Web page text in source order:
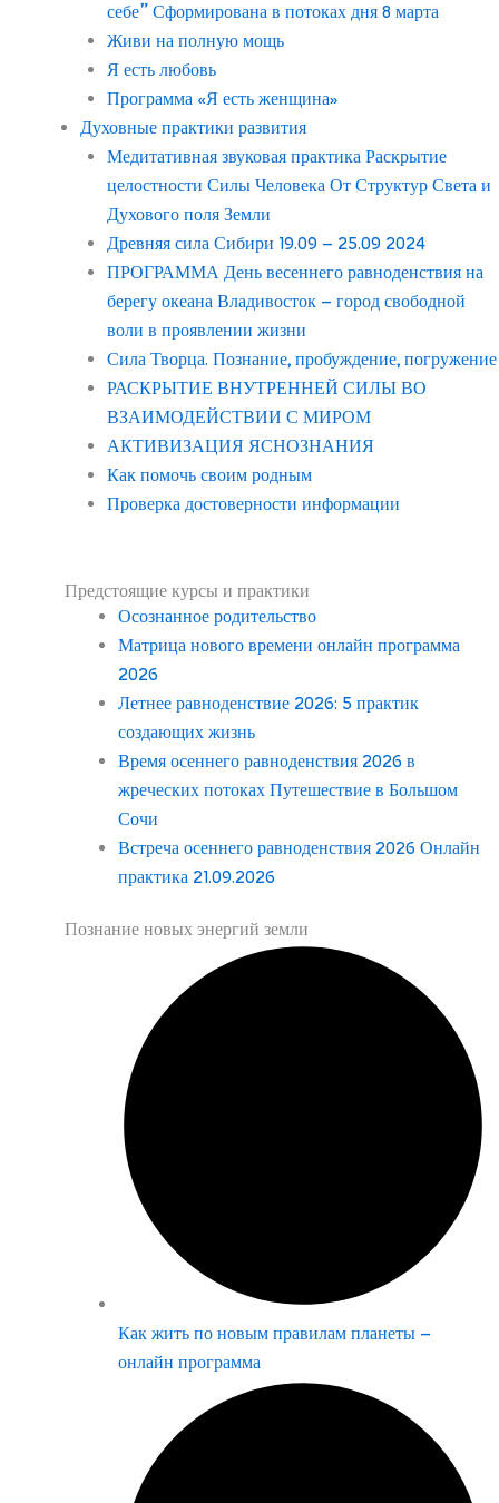
себе” Сформирована в потоках дня 8 марта
Живи на полную мощь
Я есть любовь
Программа «Я есть женщина»
Духовные практики развития
Медитативная звуковая практика Раскрытие
целостности Силы Человека От Структур Света и
Духового поля Земли
Древняя сила Сибири 19.09 – 25.09 2024
ПРОГРАММА День весеннего равноденствия на
берегу океана Владивосток – город свободной
воли в проявлении жизни
Сила Творца. Познание, пробуждение, погружение
РАСКРЫТИЕ ВНУТРЕННЕЙ СИЛЫ ВО
ВЗАИМОДЕЙСТВИИ С МИРОМ
АКТИВИЗАЦИЯ ЯСНОЗНАНИЯ
Как помочь своим родным
Проверка достоверности информации
Предстоящие курсы и практики
Осознанное родительство
Матрица нового времени онлайн программа
2026
Летнее равноденствие 2026: 5 практик
создающих жизнь
Время осеннего равноденствия 2026 в
жреческих потоках Путешествие в Большом
Сочи
Встреча осеннего равноденствия 2026 Онлайн
практика 21.09.2026
Познание новых энергий земли
Как жить по новым правилам планеты –
онлайн программа